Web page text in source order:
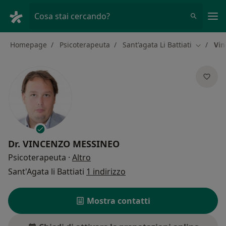
Cosa stai cercando?
Homepage Psicoterapeuta Sant'agata Li Battiati Cambia
Dr. VINCENZO MESSINEO
Psicoterapeuta · Altro
Sant'Agata li Battiati 1 indirizzo
Mostra contatti